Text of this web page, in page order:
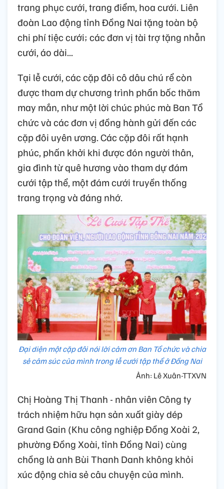
trang phục cưới, trang điểm, hoa cưới. Liên
đoàn Lao động tỉnh Đồng Nai tặng toàn bộ
chi phí tiệc cưới; các đơn vị tài trợ tặng nhẫn
cưới, áo dài...
Tại lễ cưới, các cặp đôi cô dâu chú rể còn
được tham dự chương trình phần bốc thăm
may mắn, như một lời chúc phúc mà Ban Tổ
chức và các đơn vị đồng hành gửi đến các
cặp đôi uyên ương. Các cặp đôi rất hạnh
phúc, phấn khởi khi được đón người thân,
gia đình từ quê hương vào tham dự đám
cưới tập thể, một đám cưới truyền thống
trang trọng và đáng nhớ.
Đại diện một cặp đôi nói lời cảm ơn Ban Tổ chức và chia
sẻ cảm súc của mình trong lễ cưới tập thể ở Đồng Nai
Ảnh: Lê Xuân-TTXVN
Chị Hoàng Thị Thanh - nhân viên Công ty
trách nhiệm hữu hạn sản xuất giày dép
Grand Gain (Khu công nghiệp Đồng Xoài 2,
phường Đồng Xoài, tỉnh Đồng Nai) cùng
chồng là anh Bùi Thanh Danh không khỏi
xúc động chia sẻ câu chuyện của mình.